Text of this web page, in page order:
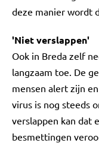
deze manier wordt
'Niet verslappen'
Ook in Breda zelf
langzaam toe. De
mensen alert zijn
virus is nog steeds
verslappen kan dat
besmettingen